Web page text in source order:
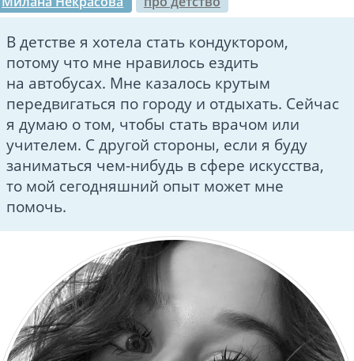
В детстве я хотела стать кондуктором,
потому что мне нравилось ездить
на автобусах. Мне казалось крутым
передвигаться по городу и отдыхать. Сейчас
я думаю о том, чтобы стать врачом или
учителем. С другой стороны, если я буду
заниматься чем-нибудь в сфере искусства,
то мой сегодняшний опыт может мне
помочь.